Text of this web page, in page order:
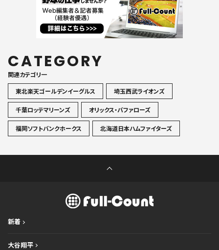
CATEGORY
関連カテゴリ一
東北楽天ゴールデンイーグルス
埼玉西武ライオンズ
千葉ロッテマリーンズ オリックス・バファローズ
福岡ソフトバンクホークス 北海道日本ハムファイターズ
新着
大谷翔平